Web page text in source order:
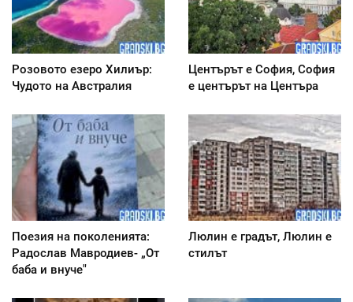
Розовото езеро Хилиър:
Чудото на Австралия
Центърът е София, София
е центърът на Центъра
Поезия на поколенията:
Радослав Мавродиев- „От
баба и внуче"
Люлин е градът, Люлин е
стилът